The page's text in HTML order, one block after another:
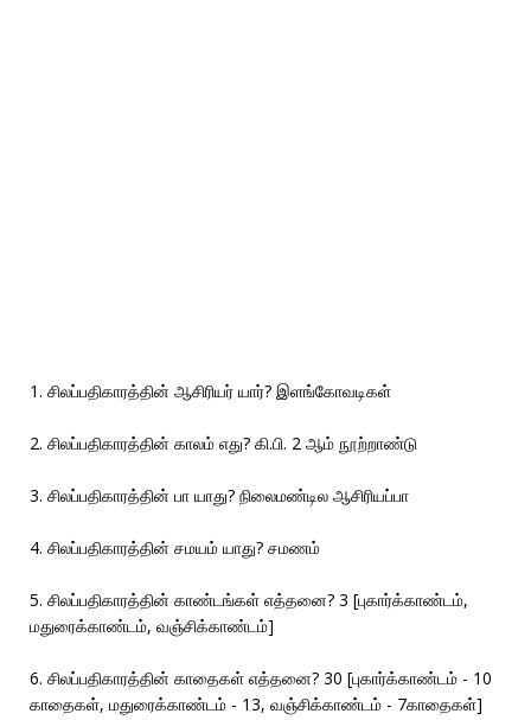
1. சிலப்பதிகாரத்தின் ஆசிரியர் யார்? இளங்கோவடிகள்
2. சிலப்பதிகாரத்தின் காலம் எது? கி.பி. 2 ஆம் நூற்றாண்டு
3. சிலப்பதிகாரத்தின் பா யாது? நிலைமண்டில ஆசிரியப்பா
4. சிலப்பதிகாரத்தின் சமயம் யாது? சமணம்
5. சிலப்பதிகாரத்தின் காண்டங்கள் எத்தனை? 3 [புகார்க்காண்டம்,
மதுரைக்காண்டம், வஞ்சிக்காண்டம்]
6. சிலப்பதிகாரத்தின் காதைகள் எத்தனை? 30 [புகார்க்காண்டம் - 10
காதைகள், மதுரைக்காண்டம் - 13, வஞ்சிக்காண்டம் - 7காதைகள்]